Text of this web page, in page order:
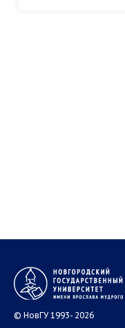
© НовГУ 1993- 2026